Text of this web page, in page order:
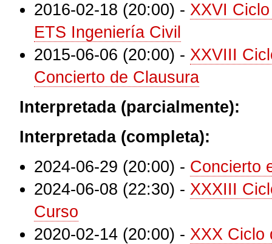
2016-02-18 (20:00) - XXVI
ETS Ingeniería Civil
2015-06-06 (20:00) - XXVIII
Concierto de Clausura
Interpretada (parcialmente):
Interpretada (completa):
2024-06-29 (20:00) - Concierto
2024-06-08 (22:30) - XXXIII
Curso
2020-02-14 (20:00) - XXX Ciclo